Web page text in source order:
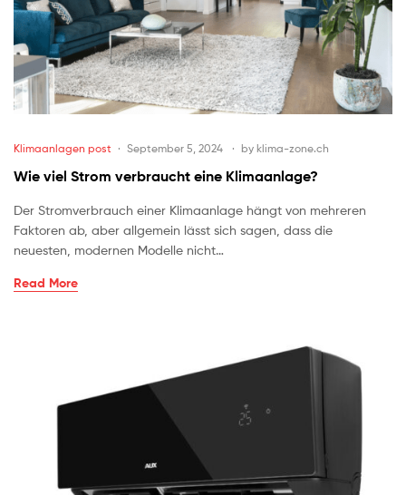
Klimaanlagen post September 5, 2024 by klima-zone.ch
Wie viel Strom verbraucht eine Klimaanlage?
Der Stromverbrauch einer Klimaanlage hängt von mehreren
Faktoren ab, aber allgemein lässt sich sagen, dass die
neuesten, modernen Modelle nicht…
Read More